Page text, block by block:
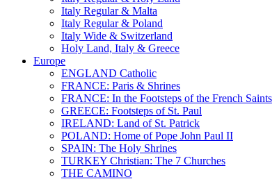
Italy Regular & Malta
Italy Regular & Poland
Italy Wide & Switzerland
Holy Land, Italy & Greece
Europe
ENGLAND Catholic
FRANCE: Paris & Shrines
FRANCE: In the Footsteps of the French Saints
GREECE: Footsteps of St. Paul
IRELAND: Land of St. Patrick
POLAND: Home of Pope John Paul II
SPAIN: The Holy Shrines
TURKEY Christian: The 7 Churches
THE CAMINO